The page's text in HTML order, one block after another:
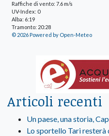
Raffiche di vento: 7.6 m/s
UV-Index: 0
Alba: 6:19
Tramonto: 20:28
© 2026 Powered by Open-Meteo
Articoli recenti
Un paese, una storia,
Lo sportello Tari resterà